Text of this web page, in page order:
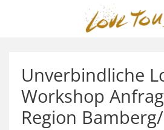
Zum Inhalt springen
Unverbindliche
Workshop
Region